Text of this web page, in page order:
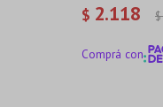
$ 2.118 $
Comprá con